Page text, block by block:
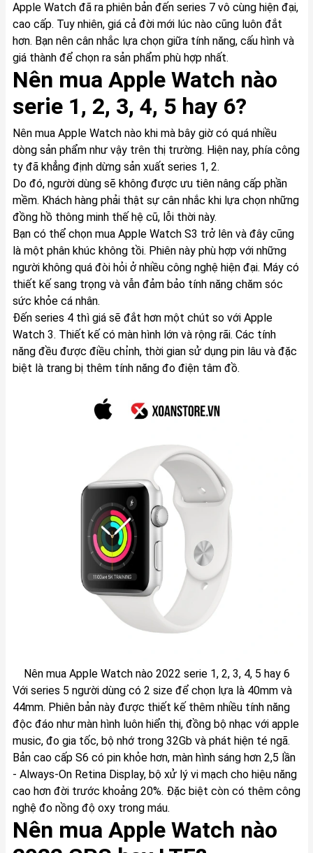
Apple Watch đã ra phiên bản đến series 7 vô cùng hiện đại,
cao cấp. Tuy nhiên, giá cả đời mới lúc nào cũng luôn đắt
hơn. Bạn nên cân nhắc lựa chọn giữa tính năng, cấu hình và
giá thành để chọn ra sản phẩm phù hợp nhất.
Nên mua Apple Watch nào
serie 1, 2, 3, 4, 5 hay 6?
Nên mua Apple Watch nào khi mà bây giờ có quá nhiều
dòng sản phẩm như vậy trên thị trường. Hiện nay, phía công
ty đã khẳng định dừng sản xuất series 1, 2.
Do đó, người dùng sẽ không được ưu tiên nâng cấp phần
mềm. Khách hàng phải thật sự cân nhắc khi lựa chọn những
đồng hồ thông minh thế hệ cũ, lỗi thời này.
Bạn có thể chọn mua Apple Watch S3 trở lên và đây cũng
là một phân khúc không tồi. Phiên này phù hợp với những
người không quá đòi hỏi ở nhiều công nghệ hiện đại. Máy có
thiết kế sang trọng và vẫn đảm bảo tính năng chăm sóc
sức khỏe cá nhân.
Đến series 4 thì giá sẽ đắt hơn một chút so với Apple
Watch 3. Thiết kế có màn hình lớn và rộng rãi. Các tính
năng đều được điều chỉnh, thời gian sử dụng pin lâu và đặc
biệt là trang bị thêm tính năng đo điện tâm đồ.
Nên mua Apple Watch nào 2022 serie 1, 2, 3, 4, 5 hay 6
Với series 5 người dùng có 2 size để chọn lựa là 40mm và
44mm. Phiên bản này được thiết kế thêm nhiều tính năng
độc đáo như màn hình luôn hiển thị, đồng bộ nhạc với apple
music, đo gia tốc, bộ nhớ trong 32Gb và phát hiện té ngã.
Bản cao cấp S6 có pin khỏe hơn, màn hình sáng hơn 2,5 lần
- Always-On Retina Display, bộ xử lý vi mạch cho hiệu năng
cao hơn đời trước khoảng 20%. Đặc biệt còn có thêm công
nghệ đo nồng độ oxy trong máu.
Nên mua Apple Watch nào